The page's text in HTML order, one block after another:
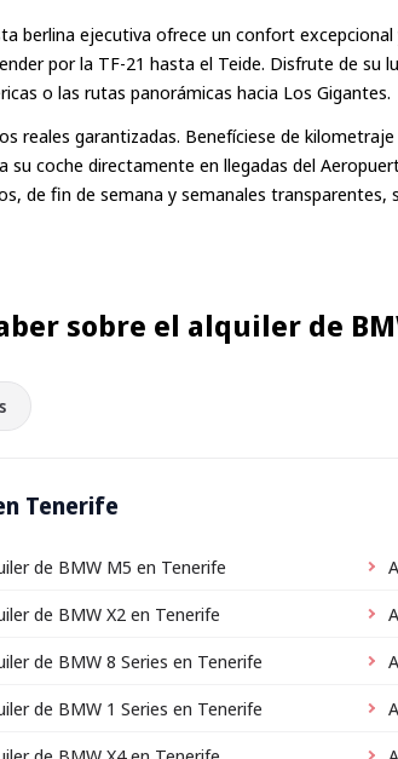
berlina ejecutiva ofrece un confort excepcional
por la TF-21 hasta el Teide. Disfrute de su
o las rutas panorámicas hacia Los Gigantes.
reales garantizadas. Benefíciese de
coche directamente en llegadas del
de fin de semana y semanales transparentes,
sobre el alquiler de
Tenerife
de BMW M5 en Tenerife
de BMW X2 en Tenerife
de BMW 8 Series en Tenerife
de BMW 1 Series en Tenerife